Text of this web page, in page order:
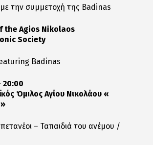
την συμμετοχή της Badinas
the Agios Nikolaos
Society
Badinas
20:00
Όμιλος Αγίου Νικολάου «
»
– Ταπαιδιά του ανέμου /